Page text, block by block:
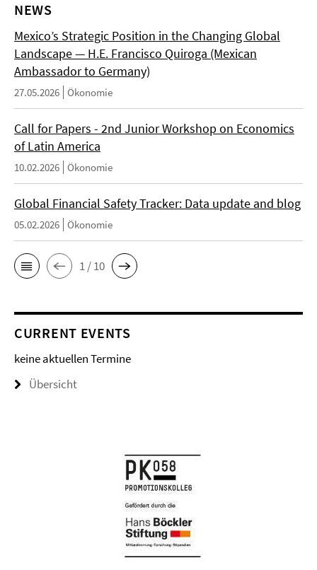
NEWS
Mexico’s Strategic Position in the Changing Global
Landscape — H.E. Francisco Quiroga (Mexican
Ambassador to Germany)
27.05.2026 Ökonomie
Call for Papers - 2nd Junior Workshop on Economics
of Latin America
10.02.2026 Ökonomie
Global Financial Safety Tracker: Data update and blog
05.02.2026 Ökonomie
1 / 10
CURRENT EVENTS
keine aktuellen Termine
Übersicht